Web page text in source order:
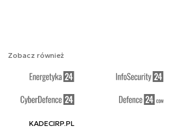
Zobacz również
KADECIRP.PL